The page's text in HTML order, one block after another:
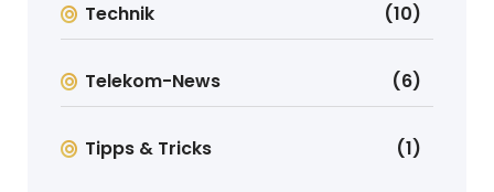
Technik (10)
Telekom-News (6)
Tipps & Tricks (1)